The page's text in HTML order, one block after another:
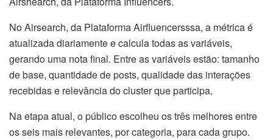
No Airsearch, da Plataforma Airfluencersssa, a métrica é
atualizada diariamente e calcula todas as variáveis,
gerando uma nota final. Entre as variáveis estão: tamanho
de base, quantidade de posts, qualidade das interações
recebidas e relevância do cluster que participa.
Na etapa atual, o público escolheu os três melhores entre
os seis mais relevantes, por categoria, para cada grupo.